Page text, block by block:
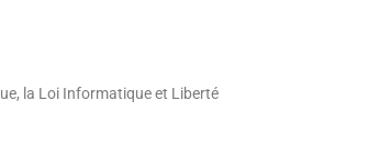
la Loi Informatique et Liberté